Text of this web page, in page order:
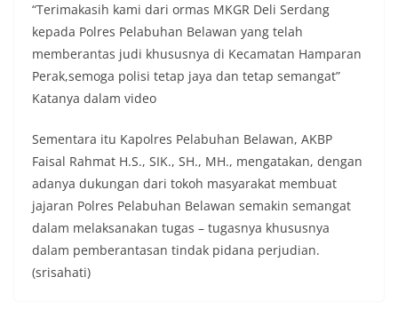
berdialog dengan warga.‎‎Ia juga menambahkan
agar warga memperhatikan kondisi bendera yang
akan dikibarkan, memastikan bendera dalam
keadaan bersih, tidak sobek, dan layak untuk
dikibarkan sebagai simbol kehormatan
negara.‎‎‎Selain menyampaikan imbauan terkait
dimanfaatkan sebagai sarana deteksi dini (early
warning) guna mengantisipasi potensi gangguan
keamanan dan ketertiban masyarakat
(Kamtibmas) di lingkungan tempat tinggal warga.
Melalui interaksi langsung tersebut,
Bhabinkamtibmas dapat menghimpun informasi
awal terkait situasi sosial, potensi kerawanan,
maupun hal-hal yang dapat mengganggu
kondusivitas wilayah, khususnya menjelang
“Terimakasih kami dari ormas MKGR Deli Serdang
kepada Polres Pelabuhan Belawan yang telah
memberantas judi khususnya di Kecamatan Hamparan
Perak,semoga polisi tetap jaya dan tetap semangat”
Katanya dalam video
Sementara itu Kapolres Pelabuhan Belawan, AKBP
Faisal Rahmat H.S., SIK., SH., MH., mengatakan, dengan
adanya dukungan dari tokoh masyarakat membuat
jajaran Polres Pelabuhan Belawan semakin semangat
dalam melaksanakan tugas – tugasnya khususnya
dalam pemberantasan tindak pidana perjudian.
(srisahati)